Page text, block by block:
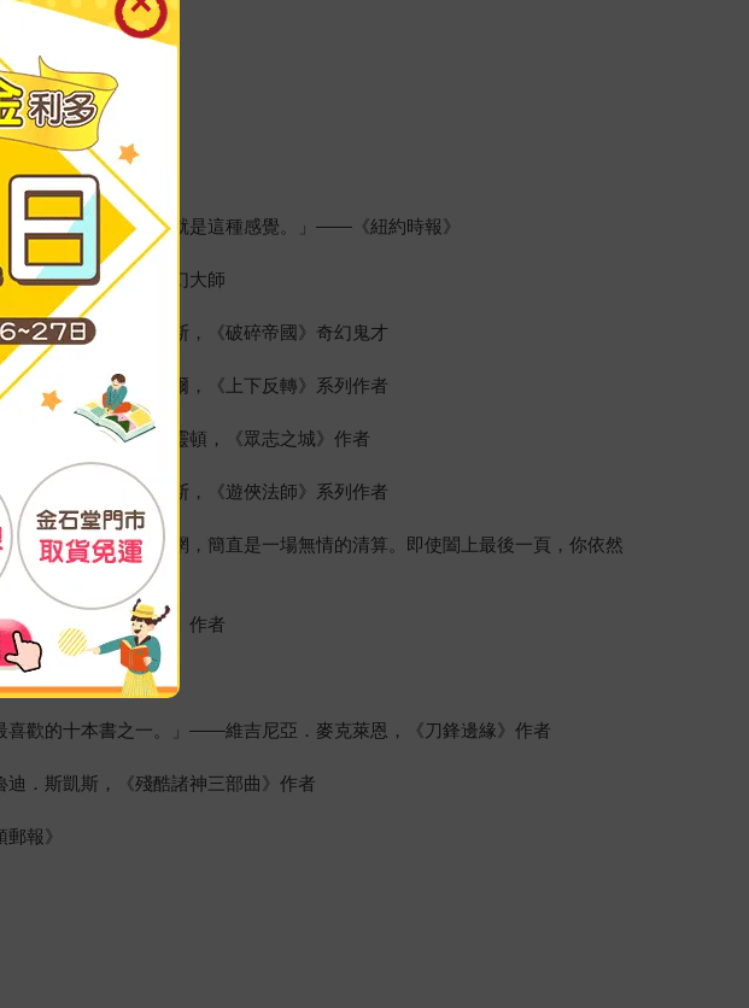
讀《織網者》時，就是這種感覺。」——《紐約時報》
沙娜拉三部曲》奇幻大師
！」——馬克．洛倫斯，《破碎帝國》奇幻鬼才
。」——希南．麥奎爾，《上下反轉》系列作者
——詹姆斯．伊斯靈頓，《眾志之城》作者
。」——約翰．比爾斯，《遊俠法師》系列作者
力、腐敗和共謀之網，簡直是一場無情的清算。即使闔上最後一頁，你依然
洛昆，《黑暗之刃》作者
喜歡的十本書之一。」——維吉尼亞．麥克萊恩，《刀鋒邊緣》作者
．斯凱斯，《殘酷諸神三部曲》作者
報》